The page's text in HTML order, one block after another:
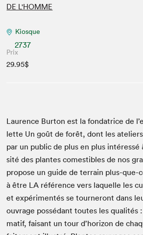
DE L'HOMME
Kiosque
2737
Prix
29.95$
Lau­rence Bur­ton est la fon­da­trice de
lette Un goût de forêt, dont les
par un pub­lic de plus en plus
sité des plantes comestibles de nos
pro­pose un guide de ter­rain plus-que-
à être LA référence vers laque­lle les
et expéri­men­tés se tourneront dans
ouvrage pos­sé­dant toutes les
matif, faisant un tour d’horizon de